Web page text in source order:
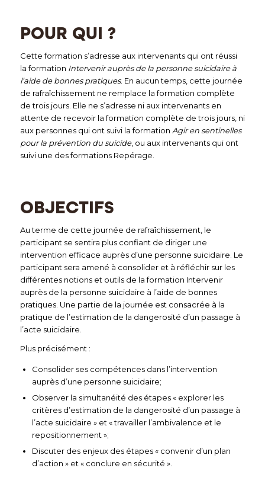
POUR QUI ?
Cette formation s’adresse aux intervenants qui ont réussi
la formation Intervenir auprès de la personne suicidaire à
l’aide de bonnes pratiques. En aucun temps, cette journée
de rafraîchissement ne remplace la formation complète
de trois jours. Elle ne s’adresse ni aux intervenants en
attente de recevoir la formation complète de trois jours, ni
aux personnes qui ont suivi la formation Agir en sentinelles
pour la prévention du suicide, ou aux intervenants qui ont
suivi une des formations Repérage.
OBJECTIFS
Au terme de cette journée de rafraîchissement, le
participant se sentira plus confiant de diriger une
intervention efficace auprès d’une personne suicidaire. Le
participant sera amené à consolider et à réfléchir sur les
différentes notions et outils de la formation Intervenir
auprès de la personne suicidaire à l’aide de bonnes
pratiques. Une partie de la journée est consacrée à la
pratique de l’estimation de la dangerosité d’un passage à
l’acte suicidaire.
Plus précisément :
Consolider ses compétences dans l’intervention
auprès d’une personne suicidaire;
Observer la simultanéité des étapes « explorer les
critères d’estimation de la dangerosité d’un passage à
l’acte suicidaire » et « travailler l’ambivalence et le
repositionnement »;
Discuter des enjeux des étapes « convenir d’un plan
d’action » et « conclure en sécurité ».